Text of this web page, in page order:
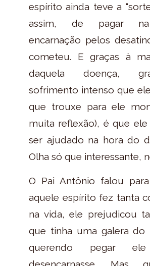
espírito ainda teve a
assim, de pagar
encarnação pelos
cometeu. E graças à
daquela doença,
sofrimento intenso que
que trouxe para ele
muita reflexão), é que ele
ser ajudado na hora do
Olha só que interessante,
O Pai Antônio falou
aquele espírito fez tanta
na vida, ele prejudicou
que tinha uma galera do
querendo pegar
desencarnasse. Mas